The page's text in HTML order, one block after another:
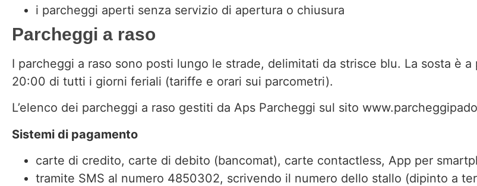
i parcheggi aperti senza servizio di apertura o chiusura
Parcheggi a raso
I parcheggi a raso sono posti lungo le strade, delimitati da strisce blu. La sosta è
20:00 di tutti i giorni feriali (tariffe e orari sui parcometri).
L’elenco dei parcheggi a raso gestiti da Aps Parcheggi sul sito
Sistemi di pagamento
carte di credito, carte di debito (bancomat), carte contactless, App per
tramite SMS al numero 4850302, scrivendo il numero dello stallo (dipinto a